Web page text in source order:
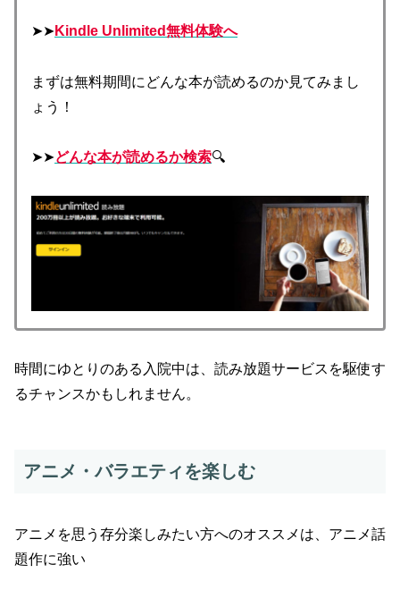
➤➤Kindle Unlimited無料体験へ
まずは無料期間にどんな本が読めるのか見てみまし
ょう！
➤➤どんな本が読めるか検索🔍
時間にゆとりのある入院中は、読み放題サービスを駆使す
るチャンスかもしれません。
アニメ・バラエティを楽しむ
アニメを思う存分楽しみたい方へのオススメは、アニメ話
題作に強い